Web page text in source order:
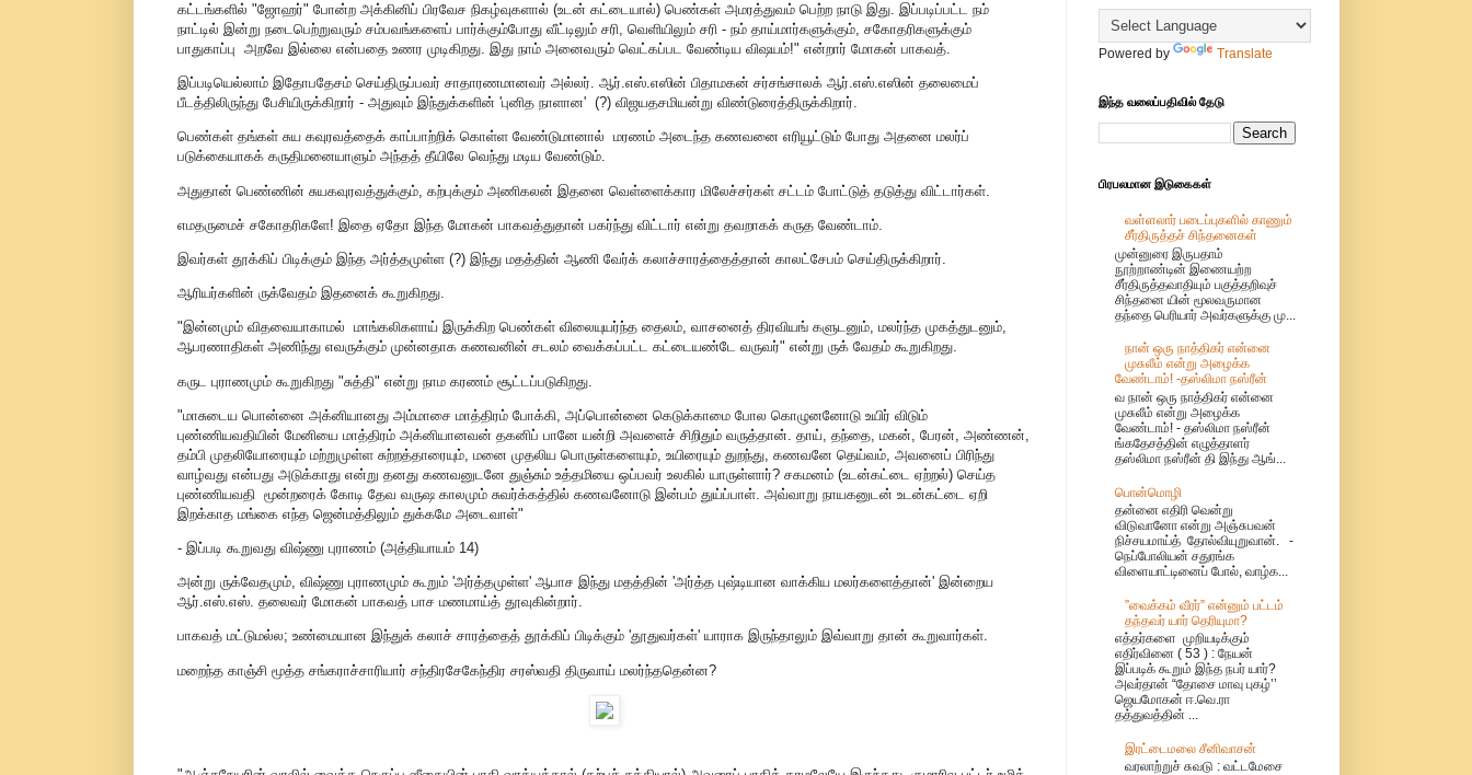
கட்டங்களில் "ஜோஹர்" போன்ற அக்கினிப் பிரவேச நிகழ்வுகளால் (உடன் கட்டையால்) பெண்கள் அமரத்துவம் பெற்ற நாடு இது. இப்படிப்பட்ட நம்
நாட்டில் இன்று நடைபெற்றுவரும் சம்பவங்களைப் பார்க்கும்போது வீட்டிலும் சரி, வெளியிலும் சரி - நம் தாய்மார்களுக்கும், சகோதரிகளுக்கும்
பாதுகாப்பு அறவே இல்லை என்பதை உணர முடிகிறது. இது நாம் அனைவரும் வெட்கப்பட வேண்டிய விஷயம்!" என்றார் மோகன் பாகவத்.
இப்படியெல்லாம் இதோபதேசம் செய்திருப்பவர் சாதாரணமானவர் அல்லர். ஆர்.எஸ்.எஸின் பிதாமகன் சர்சங்சாலக் ஆர்.எஸ்.எஸின் தலைமைப்
பீடத்திலிருந்து பேசியிருக்கிறார் - அதுவும் இந்துக்களின் 'புனித நாளான' (?) விஜயதசமியன்று விண்டுரைத்திருக்கிறார்.
பெண்கள் தங்கள் சுய கவுரவத்தைக் காப்பாற்றிக் கொள்ள வேண்டுமானால் மரணம் அடைந்த கணவனை எரியூட்டும் போது அதனை மலர்ப்
படுக்கையாகக் கருதிமனையாளும் அந்தத் தீயிலே வெந்து மடிய வேண்டும்.
அதுதான் பெண்ணின் சுயகவுரவத்துக்கும், கற்புக்கும் அணிகலன் இதனை வெள்ளைக்கார மிலேச்சர்கள் சட்டம் போட்டுத் தடுத்து விட்டார்கள்.
எமதருமைச் சகோதரிகளே! இதை ஏதோ இந்த மோகன் பாகவத்துதான் பகர்ந்து விட்டார் என்று தவறாகக் கருத வேண்டாம்.
இவர்கள் தூக்கிப் பிடிக்கும் இந்த அர்த்தமுள்ள (?) இந்து மதத்தின் ஆணி வேர்க் கலாச்சாரத்தைத்தான் காலட்சேபம் செய்திருக்கிறார்.
ஆரியர்களின் ருக்வேதம் இதனைக் கூறுகிறது.
"இன்னமும் விதவையாகாமல் மாங்கலிகளாய் இருக்கிற பெண்கள் விலையுயர்ந்த தைலம், வாசனைத் திரவியங் களுடனும், மலர்ந்த முகத்துடனும்,
ஆபரணாதிகள் அணிந்து எவருக்கும் முன்னதாக கணவனின் சடலம் வைக்கப்பட்ட கட்டையண்டே வருவர்" என்று ருக் வேதம் கூறுகிறது.
கருட புராணமும் கூறுகிறது "சுத்தி" என்று நாம கரணம் சூட்டப்படுகிறது.
"மாசுடைய பொன்னை அக்னியானது அம்மாசை மாத்திரம் போக்கி, அப்பொன்னை கெடுக்காமை போல கொழுனனோடு உயிர் விடும்
புண்ணியவதியின் மேனியை மாத்திரம் அக்னியானவன் தகனிப் பானே யன்றி அவளைச் சிறிதும் வருத்தான். தாய், தந்தை, மகன், பேரன், அண்ணன்,
தம்பி முதலியோரையும் மற்றுமுள்ள சுற்றத்தாரையும், மனை முதலிய பொருள்களையும், உயிரையும் துறந்து, கணவனே தெய்வம், அவனைப் பிரிந்து
வாழ்வது என்பது அடுக்காது என்று தனது கணவனுடனே துஞ்சும் உத்தமியை ஒப்பவர் உலகில் யாருள்ளார்? சகமனம் (உடன்கட்டை ஏற்றல்) செய்த
புண்ணியவதி மூன்றரைக் கோடி தேவ வருஷ காலமும் சுவர்க்கத்தில் கணவனோடு இன்பம் துய்ப்பாள். அவ்வாறு நாயகனுடன் உடன்கட்டை ஏறி
இறக்காத மங்கை எந்த ஜென்மத்திலும் துக்கமே அடைவாள்"
- இப்படி கூறுவது விஷ்ணு புராணம் (அத்தியாயம் 14)
அன்று ருக்வேதமும், விஷ்ணு புராணமும் கூறும் 'அர்த்தமுள்ள' ஆபாச இந்து மதத்தின் 'அர்த்த புஷ்டியான வாக்கிய மலர்களைத்தான்' இன்றைய
ஆர்.எஸ்.எஸ். தலைவர் மோகன் பாகவத் பாச மணமாய்த் தூவுகின்றார்.
பாகவத் மட்டுமல்ல; உண்மையான இந்துக் கலாச் சாரத்தைத் தூக்கிப் பிடிக்கும் 'தூதுவர்கள்' யாராக இருந்தாலும் இவ்வாறு தான் கூறுவார்கள்.
மறைந்த காஞ்சி மூத்த சங்கராச்சாரியார் சந்திரசேகேந்திர சரஸ்வதி திருவாய் மலர்ந்ததென்ன?
Powered by Translate
இந்த வலைப்பதிவில் தேடு
பிரபலமான இடுகைகள்
வள்ளலார் படைப்புகளில் காணும்
சீர்திருத்தச் சிந்தனைகள்
முன்னுரை இருபதாம்
நூற்றாண்டின் இணையற்ற
சீர்திருத்தவாதியும் பகுத்தறிவுச்
சிந்தனை யின் மூலவருமான
தந்தை பெரியார் அவர்களுக்கு மு...
நான் ஒரு நாத்திகர் என்னை
முசுலீம் என்று அழைக்க
வேண்டாம்! -தஸ்லிமா நஸ்ரீன்
வ நான் ஒரு நாத்திகர் என்னை
முசுலீம் என்று அழைக்க
வேண்டாம்! - தஸ்லிமா நஸ்ரீன்
ங்கதேசத்தின் எழுத்தாளர்
தஸ்லிமா நஸ்ரீன் தி இந்து ஆங்...
பொன்மொழி
தன்னை எதிரி வென்று
விடுவானோ என்று அஞ்சுபவன்
நிச்சயமாய்த் தோல்வியுறுவான். -
நெப்போலியன் சதுரங்க
விளையாட்டினைப் போல், வாழ்க...
”வைக்கம் வீரர்” என்னும் பட்டம்
தந்தவர் யார் தெரியுமா?
எத்தர்களை முறியடிக்கும்
எதிர்வினை ( 53 ) : நேயன்
இப்படிக் கூறும் இந்த நபர் யார்?
அவர்தான் “தோசை மாவு புகழ்’’
ஜெயமோகன் ஈ.வெ.ரா
தத்துவத்தின் ...
இரட்டைமலை சீனிவாசன்
வரலாற்றுச் சுவடு : வட்டமேசை